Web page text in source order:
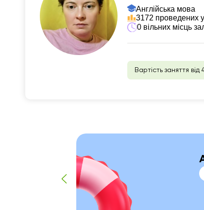
Англійська мова
3172 проведених
0 вільних місць
Вартість заняття